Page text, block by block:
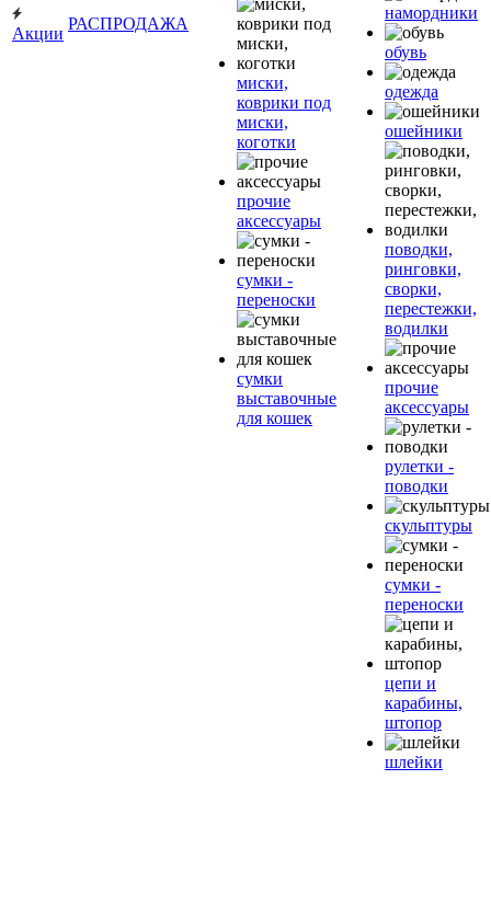
Акции
РАСПРОДАЖА
миски,
коврики под
миски,
коготки
прочие
аксессуары
сумки -
переноски
сумки
выставочные
для кошек
намордники
обувь
одежда
ошейники
поводки,
ринговки,
сворки,
перестежки,
водилки
прочие
аксессуары
рулетки -
поводки
скульптуры
сумки -
переноски
цепи и
карабины,
штопор
шлейки